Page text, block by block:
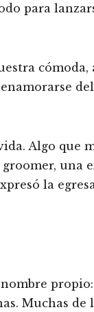
para
cómoda,
Algo que
una
la
Muchas de